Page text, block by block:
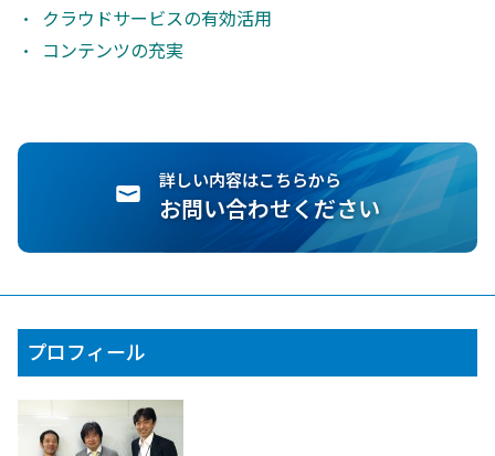
クラウドサービスの有効活用
コンテンツの充実
詳しい内容はこちらから
お問い合わせください
プロフィール